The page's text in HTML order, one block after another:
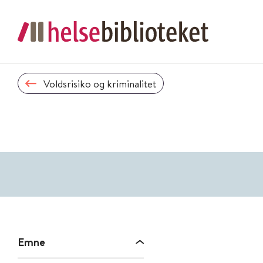
Voldsrisiko og kriminalitet
Emne